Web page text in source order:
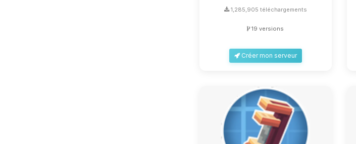
1,285,905 téléchargements
19 versions
Créer mon serveur